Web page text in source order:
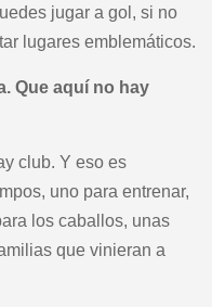
jugar a gol, si no
lugares emblemáticos.
Que aquí no hay
club. Y eso es
uno para entrenar,
los caballos, unas
que vinieran a